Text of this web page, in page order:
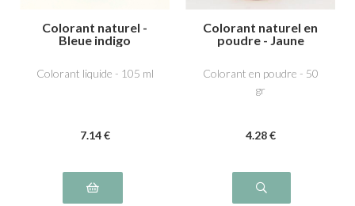
Colorant naturel -
Bleue indigo
Colorant liquide - 105 ml
7.14 €
Colorant naturel en
poudre - Jaune
Colorant en poudre - 50
gr
4.28 €